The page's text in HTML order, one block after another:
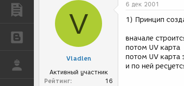
ПУБЛИКАЦИИ
БЛОГИ V
Vladlen
Активный участник
Рейтинг
16
6 дек 2001
1) Принцип
вначале
потом UV карта
потом UV карта
и по ней